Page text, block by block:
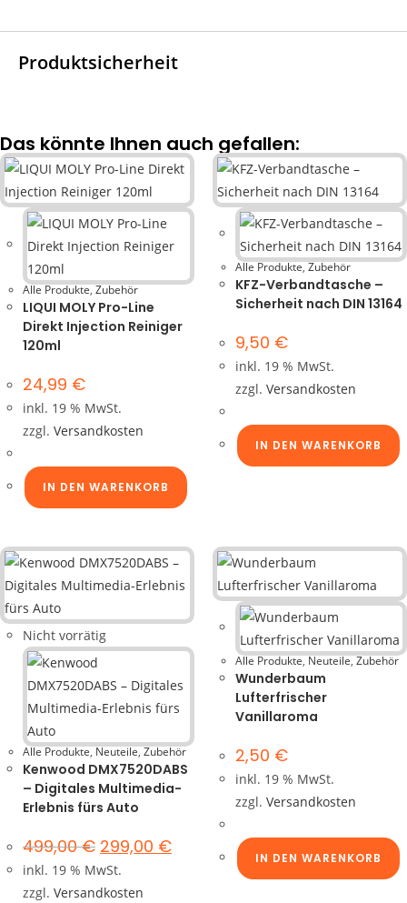
Produktsicherheit
Das könnte Ihnen auch gefallen:
Alle Produkte,Zubehör
LIQUI MOLY Pro-Line
Direkt Injection Reiniger
120ml
24,99 €
inkl. 19 % MwSt.
zzgl. Versandkosten
IN DEN WARENKORB
Alle Produkte,Zubehör
KFZ-Verbandtasche –
Sicherheit nach DIN 13164
9,50 €
inkl. 19 % MwSt.
zzgl. Versandkosten
IN DEN WARENKORB
Nicht vorrätig
Alle Produkte,Neuteile,Zubehör
Kenwood DMX7520DABS
– Digitales Multimedia-
Erlebnis fürs Auto
499,00€ 299,00 €
inkl. 19 % MwSt.
zzgl. Versandkosten
Alle Produkte,Neuteile,Zubehör
Wunderbaum
Lufterfrischer
Vanillaroma
2,50 €
inkl. 19 % MwSt.
zzgl. Versandkosten
IN DEN WARENKORB